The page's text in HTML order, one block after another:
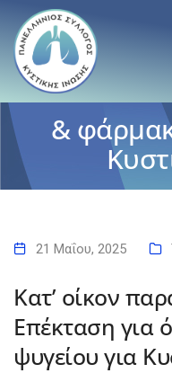
Κατ’
ΕΟΠΥΥ:
&
21 Μαΐου, 2025
Κατ’ οίκον
Επέκταση για
ψυγείου για